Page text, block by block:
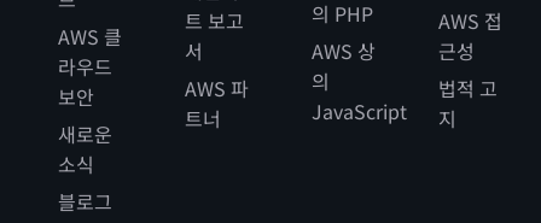
AWS 클
라우드
보안
새로운
소식
블로그
트 보고
서
AWS 파
트너
의 PHP
AWS 상
의
JavaScript
AWS 접
근성
법적 고
지